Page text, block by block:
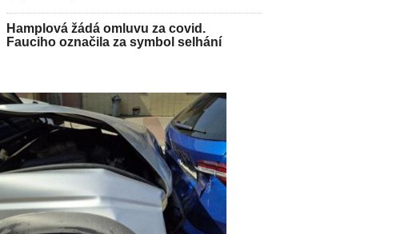
Hamplová žádá omluvu za covid.
Fauciho označila za symbol selhání